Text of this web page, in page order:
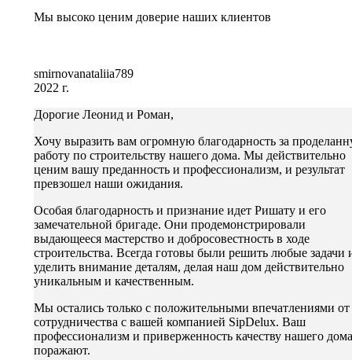
Мы высоко ценим доверие наших клиентов
smirnovanataliia789
2022 г.
Дорогие Леонид и Роман,
Хочу выразить вам огромную благодарность за
работу по строительству нашего дома. Мы действительно
ценим вашу преданность и профессионализм, и результат
превзошел наши ожидания.
Особая благодарность и признание идет Ришату и его
замечательной бригаде. Они продемонстрировали
выдающееся мастерство и добросовестность в ходе
строительства. Всегда готовы были решить любые задачи
уделить внимание деталям, делая наш дом действительно
уникальным и качественным.
Мы остались только с положительными впечатлениями от
сотрудничества с вашей компанией SipDelux. Ваш
профессионализм и приверженность качеству нашего дома
поражают.